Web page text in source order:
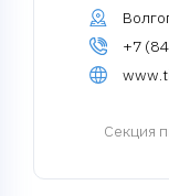
+7
Cекция